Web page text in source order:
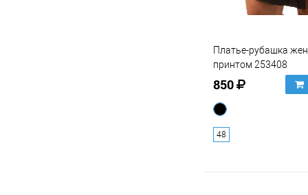
Платье-рубашка
принтом 253408
850
48